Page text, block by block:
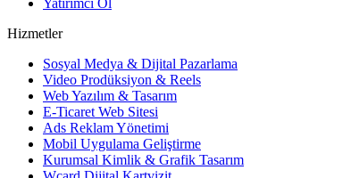
Yatırımcı Ol
Hizmetler
Sosyal Medya & Dijital Pazarlama
Video Prodüksiyon & Reels
Web Yazılım & Tasarım
E-Ticaret Web Sitesi
Ads Reklam Yönetimi
Mobil Uygulama Geliştirme
Kurumsal Kimlik & Grafik Tasarım